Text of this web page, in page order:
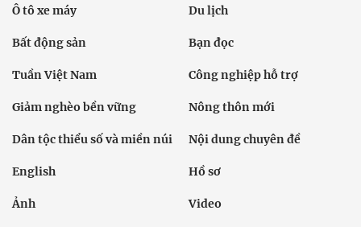
Ô tô xe máy Du lịch
Bất động sản Bạn đọc
Tuần Việt Nam Công nghiệp hỗ trợ
Giảm nghèo bền vững Nông thôn mới
Dân tộc thiểu số và miền núi Nội dung chuyên đề
English Hồ sơ
Ảnh Video